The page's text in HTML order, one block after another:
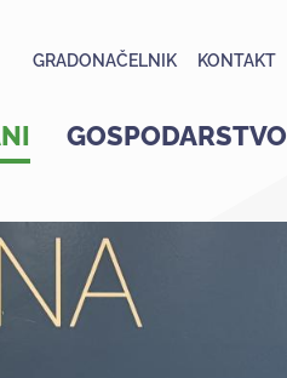
GRADONAČELNIK KONTAKT
GOSPODARSTVO